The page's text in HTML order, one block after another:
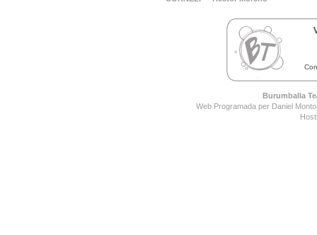
Burumballa
Web Programada per Daniel